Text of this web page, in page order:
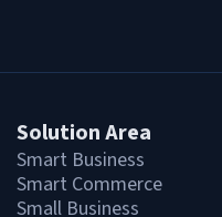
Solution Area
Smart Business
Smart Commerce
Small Business